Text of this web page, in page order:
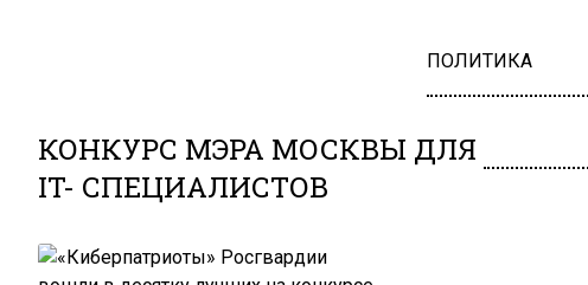
ПОЛИТИКА
КОНКУРС МЭРА МОСКВЫ ДЛЯ
IT- СПЕЦИАЛИСТОВ